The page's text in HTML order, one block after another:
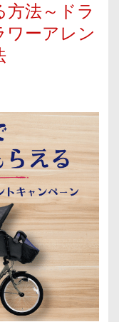
法～ドラ
ワーアレン